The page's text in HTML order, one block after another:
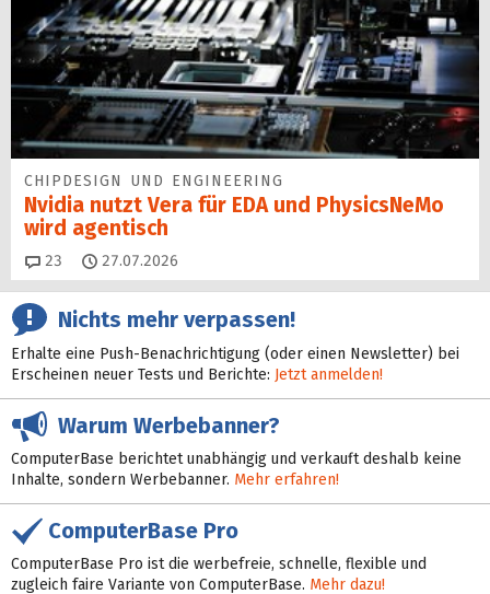
CHIPDESIGN UND ENGINEERING
Nvidia nutzt Vera für EDA und PhysicsNeMo
wird agentisch
23 Kommentare
27.07.2026
Nichts mehr verpassen!
Erhalte eine Push-Benachrichtigung (oder einen Newsletter) bei
Erscheinen neuer Tests und Berichte: Jetzt anmelden!
Warum Werbebanner?
ComputerBase berichtet unabhängig und verkauft deshalb keine
Inhalte, sondern Werbebanner. Mehr erfahren!
ComputerBase Pro
ComputerBase Pro ist die werbefreie, schnelle, flexible und
zugleich faire Variante von ComputerBase. Mehr dazu!